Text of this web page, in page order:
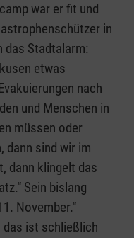
war er fit und
in
das Stadtalarm:
etwas
nach
und Menschen in
müssen oder
dann sind wir im
dann klingelt das
Sein bislang
November.“
das ist schließlich